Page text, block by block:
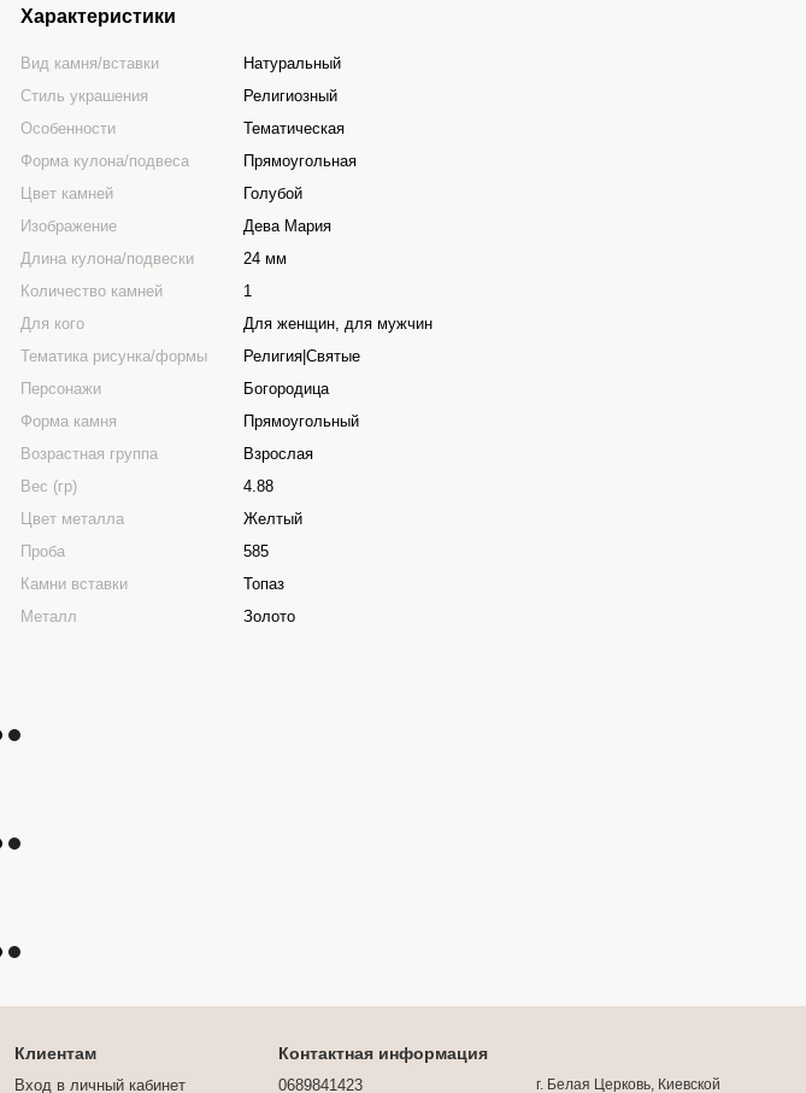
Характеристики
Вид камня/вставки
Натуральный
Стиль украшения
Религиозный
Особенности
Тематическая
Форма кулона/подвеса
Прямоугольная
Цвет камней
Голубой
Изображение
Дева Мария
Длина кулона/подвески
24 мм
Количество камней
1
Для кого
Для женщин, для мужчин
Тематика рисунка/формы
Религия|Святые
Персонажи
Богородица
Форма камня
Прямоугольный
Возрастная группа
Взрослая
Вес (гр)
4.88
Цвет металла
Желтый
Проба
585
Камни вставки
Топаз
Металл
Золото
Клиентам
Вход в личный кабинет
Контактная информация
0689841423 г. Белая Церковь, Киевской